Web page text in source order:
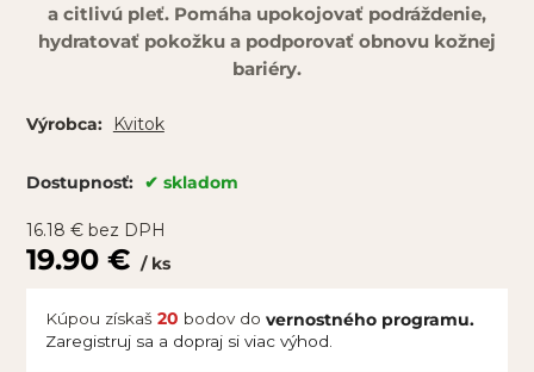
a citlivú pleť. Pomáha upokojovať podráždenie,
hydratovať pokožku a podporovať obnovu kožnej
bariéry.
Výrobca: Kvitok
Dostupnosť: skladom
16.18 € bez DPH
19.90€ ks
Kúpou získaš 20 bodov do vernostného programu.
Zaregistruj sa a dopraj si viac výhod.